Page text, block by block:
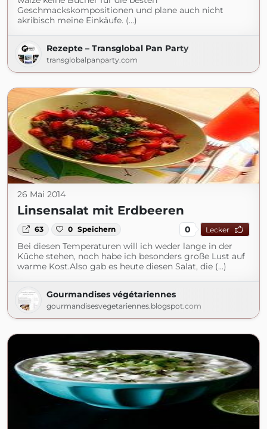
Geschmackskompositionen und plane auch nicht
akribisch meine Einkäufe. (...)
Rezepte – Transglobal Pan Party
transglobalpanparty.com
26 Mai 2014
Linsensalat mit Erdbeeren
63 0 Speichern 0 Lecker
Bei diesen Temperaturen will ich weder lange in der
Küche stehen, noch habe ich besonders große Lust auf
warme Kost.Also gab es heute diesen Salat, die (...)
Gourmandises végétariennes
gourmandisesvegetariennes.blogspot.com